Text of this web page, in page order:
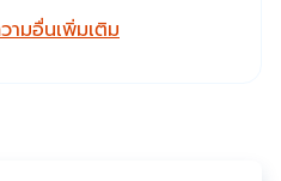
ามอื่นเพิ่มเติม